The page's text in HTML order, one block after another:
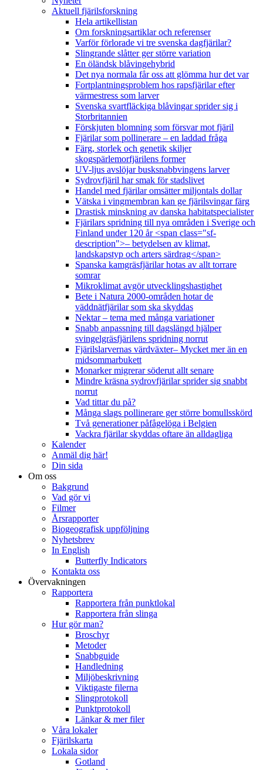
Aktuell fjärilsforskning
Hela artikellistan
Om forskningsartiklar och referenser
Varför förlorade vi tre svenska dagfjärilar?
Slingrande slåtter ger större variation
En öländsk blåvingehybrid
Det nya normala får oss att glömma hur det var
Fortplantningsproblem hos rapsfjärilar efter
värmestress som larver
Svenska svartfläckiga blåvingar sprider sig i
Storbritannien
Förskjuten blomning som försvar mot fjäril
Fjärilar som pollinerare – en laddad fråga
Färg, storlek och genetik skiljer
skogspärlemorfjärilens former
UV-ljus avslöjar busksnabbvingens larver
Sydrovfjäril har smak för stadslivet
Handel med fjärilar omsätter miljontals dollar
Vätska i vingmembran kan ge fjärilsvingar färg
Drastisk minskning av danska habitatspecialister
Fjärilars spridning till nya områden i Sverige och
Finland under 120 år <span class="sf-
description">– betydelsen av klimat,
landskapstyp och arters särdrag</span>
Spanska kamgräsfjärilar hotas av allt torrare
somrar
Mikroklimat avgör utvecklingshastighet
Bete i Natura 2000-områden hotar de
väddnätfjärilar som ska skyddas
Nektar – tema med många variationer
Snabb anpassning till dagslängd hjälper
svingelgräsfjärilens spridning norrut
Fjärilslarvernas värdväxter– Mycket mer än en
midsommarbukett
Monarker migrerar söderut allt senare
Mindre kräsna sydrovfjärilar sprider sig snabbt
norrut
Vad tittar du på?
Många slags pollinerare ger större bomullsskörd
Två generationer påfågelöga i Belgien
Vackra fjärilar skyddas oftare än alldagliga
Kalender
Anmäl dig här!
Din sida
Om oss
Bakgrund
Vad gör vi
Filmer
Årsrapporter
Biogeografisk uppföljning
Nyhetsbrev
In English
Butterfly Indicators
Kontakta oss
Övervakningen
Rapportera
Rapportera från punktlokal
Rapportera från slinga
Hur gör man?
Broschyr
Metoder
Snabbguide
Handledning
Miljöbeskrivning
Viktigaste filerna
Slingprotokoll
Punktprotokoll
Länkar & mer filer
Våra lokaler
Fjärilskarta
Lokala sidor
Gotland